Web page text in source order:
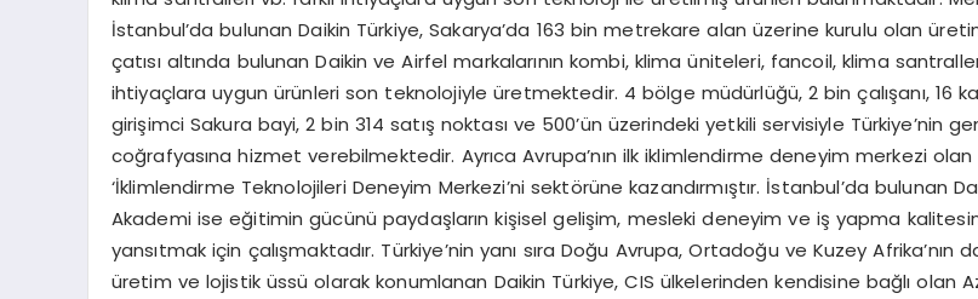
İstanbul’da bulunan Daikin Türkiye, Sakarya’da 163 bin metrekare alan üzerine kurulu olan
çatısı altında bulunan Daikin ve Airfel markalarının kombi, klima üniteleri, fancoil, klima
ihtiyaçlara uygun ürünleri son teknolojiyle üretmektedir. 4 bölge müdürlüğü, 2 bin çalışanı, 16
girişimci Sakura bayi, 2 bin 314 satış noktası ve 500’ün üzerindeki yetkili servisiyle Türkiye’nin
coğrafyasına hizmet verebilmektedir. Ayrıca Avrupa’nın ilk iklimlendirme deneyim merkezi olan
‘İklimlendirme Teknolojileri Deneyim Merkezi’ni sektörüne kazandırmıştır. İstanbul’da bulunan
Akademi ise eğitimin gücünü paydaşların kişisel gelişim, mesleki deneyim ve iş yapma
yansıtmak için çalışmaktadır. Türkiye’nin yanı sıra Doğu Avrupa, Ortadoğu ve Kuzey Afrika’nın
üretim ve lojistik üssü olarak konumlanan Daikin Türkiye, CIS ülkelerinden kendisine bağlı olan